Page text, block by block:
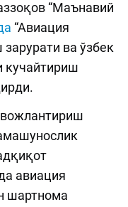
“Маънавий
“Авиация
ва ўзбек
кучайтириш
авиация
шартнома